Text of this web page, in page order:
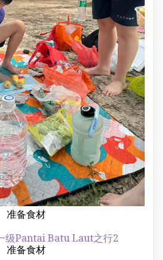
准备食材
准备食材